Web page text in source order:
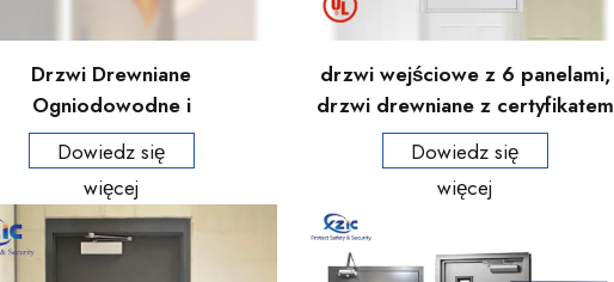
Drzwi Drewniane
Ogniodowodne i
Certyfikat UL
Ognisty 20-90 Minut dla
Apartamentu/Biura
Dowiedz się
więcej
drzwi wejściowe z 6 panelami,
drzwi drewniane z certyfikatem
ogniotrwałym UL 90 minut dla
pokoju gościnnego w hotelu
Dowiedz się
więcej